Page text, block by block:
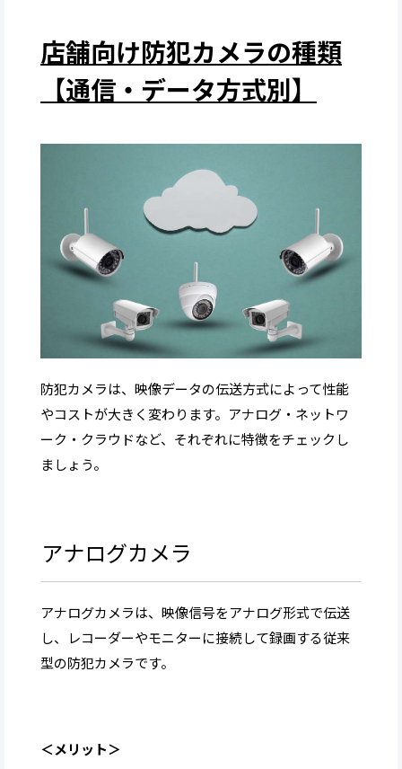
店舗向け防犯カメラの種類
【通信・データ方式別】
防犯カメラは、映像データの伝送方式によって性能
やコストが大きく変わります。アナログ・ネットワ
ーク・クラウドなど、それぞれに特徴をチェックし
ましょう。
アナログカメラ
アナログカメラは、映像信号をアナログ形式で伝送
し、レコーダーやモニターに接続して録画する従来
型の防犯カメラです。
＜メリット＞